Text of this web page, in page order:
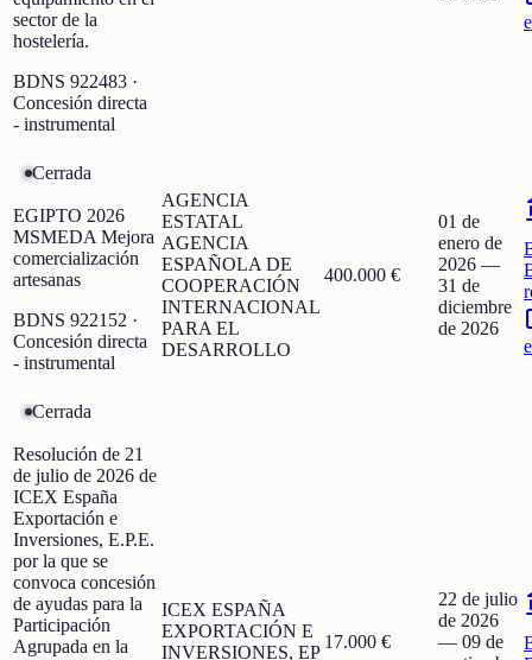
sector de la
hostelería.
BDNS 922483 ·
Concesión directa
- instrumental
Cerrada
EGIPTO 2026
MSMEDA Mejora
comercialización
artesanas
BDNS 922152 ·
Concesión directa
- instrumental
AGENCIA
ESTATAL
AGENCIA
ESPAÑOLA DE
COOPERACIÓN
INTERNACIONAL
PARA EL
DESARROLLO
400.000 €
01 de
enero de
2026 —
31 de
diciembre
de 2026
Cerrada
Resolución de 21
de julio de 2026 de
ICEX España
Exportación e
Inversiones, E.P.E.
por la que se
convoca concesión
de ayudas para la
Participación
Agrupada en la
ICEX ESPAÑA
EXPORTACIÓN E
INVERSIONES, EP
17.000 €
22 de julio
de 2026
— 09 de